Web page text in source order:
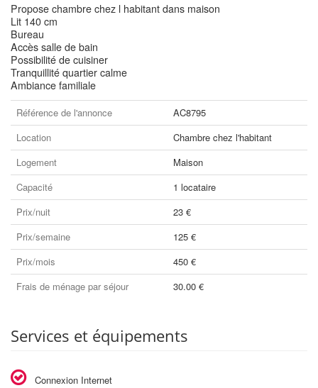
Propose chambre chez l habitant dans maison
Lit 140 cm
Bureau
Accès salle de bain
Possibilité de cuisiner
Tranquillité quartier calme
Ambiance familiale
Référence de l'annonce
AC8795
Location
Chambre chez l'habitant
Logement
Maison
Capacité
1 locataire
Prix/nuit
23 €
Prix/semaine
125 €
Prix/mois
450 €
Frais de ménage par séjour
30.00 €
Services et équipements
Connexion Internet